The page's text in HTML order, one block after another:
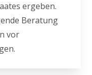
ergeben.
Beratung
vor